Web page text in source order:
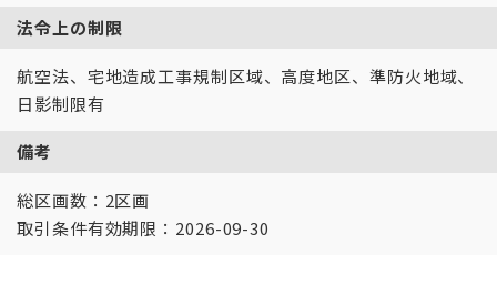
法令上の制限
航空法、宅地造成工事規制区域、高度地区、準防火地域、
日影制限有
備考
総区画数：2区画
取引条件有効期限：2026-09-30